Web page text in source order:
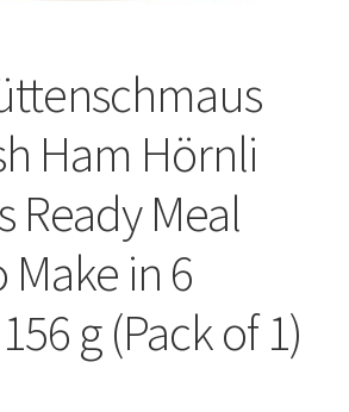
Ham Hörnli
Ready Meal
Make in 6
g (Pack of 1)